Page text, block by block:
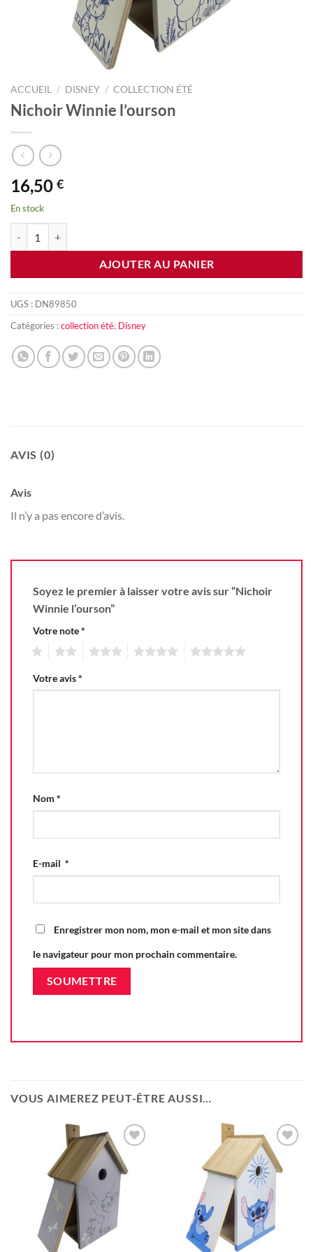
ACCUEIL / DISNEY / COLLECTION ÉTÉ
Nichoir Winnie l’ourson
16,50 €
En stock
AJOUTER AU PANIER
UGS : DN89850
Catégories :collection été, Disney
AVIS (0)
Avis
Il n’y a pas encore d’avis.
Soyez le premier à laisser votre avis sur “Nichoir
Winnie l’ourson”
Votre note*
Votre avis*
Nom *
E-mail *
Enregistrer mon nom, mon e-mail et mon site dans
le navigateur pour mon prochain commentaire.
VOUS AIMEREZ PEUT-ÊTRE AUSSI…
Ajouter
à la liste
d'envie
Ajouter
à la liste
d'envie